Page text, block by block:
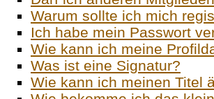
Warum sollte ich mich
Ich habe mein Passwort
Wie kann ich meine
Was ist eine Signatur?
Wie kann ich meinen Titel